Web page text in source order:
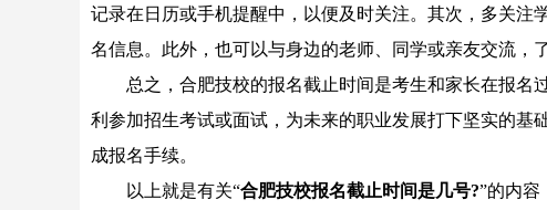
记录在日历或手机提醒中，以便及时关注。其次，多关
名信息。此外，也可以与身边的老师、同学或亲友交流，
总之，合肥技校的报名截止时间是考生和家长在报名
利参加招生考试或面试，为未来的职业发展打下坚实的
成报名手续。
以上就是有关“合肥技校报名截止时间是几号?”的内容